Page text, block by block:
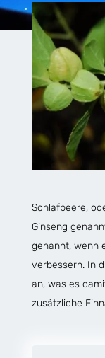
Schlafbeere,
Ginseng
genannt, wenn
verbessern. In
an, was es
zusätzliche